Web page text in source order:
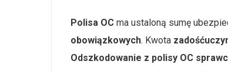
Polisa OC ma ustaloną sumę
obowiązkowych. Kwota
Odszkodowanie z polisy OC